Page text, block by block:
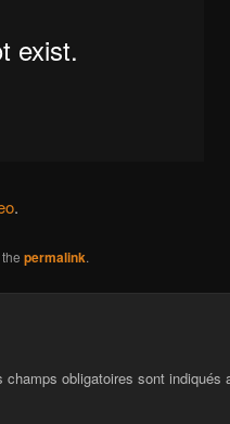
.
permalink.
obligatoires sont indiqués